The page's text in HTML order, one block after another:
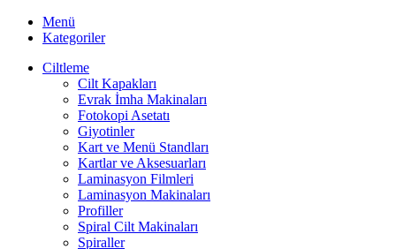
Menü
Kategoriler
Ciltleme
Cilt Kapakları
Evrak İmha Makinaları
Fotokopi Asetatı
Giyotinler
Kart ve Menü Standları
Kartlar ve Aksesuarları
Laminasyon Filmleri
Laminasyon Makinaları
Profiller
Spiral Cilt Makinaları
Spiraller